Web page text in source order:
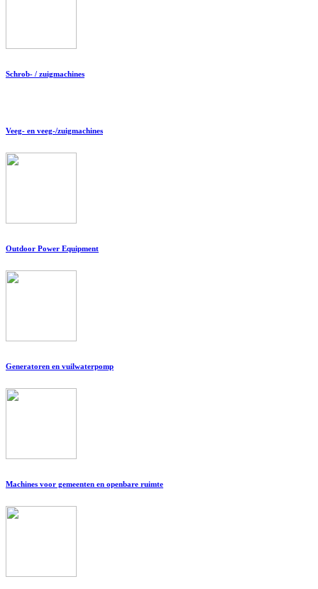
Schrob- / zuigmachines
Veeg- en veeg-/zuigmachines
Outdoor Power Equipment
Generatoren en vuilwaterpomp
Machines voor gemeenten en openbare ruimte